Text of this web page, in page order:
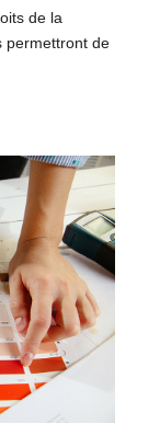
de la
permettront de